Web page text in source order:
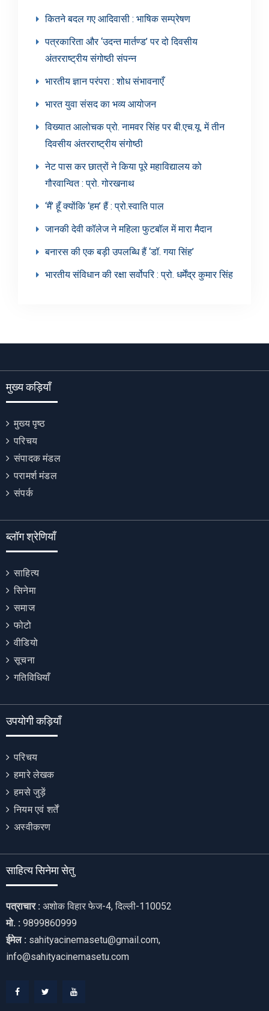
कितने बदल गए आदिवासी : भाषिक सम्प्रेषण
पत्रकारिता और ‘उदन्त मार्तण्ड’ पर दो दिवसीय
अंतरराष्ट्रीय संगोष्ठी संपन्न
भारतीय ज्ञान परंपरा : शोध संभावनाएँ
भारत युवा संसद का भव्य आयोजन
विख्यात आलोचक प्रो. नामवर सिंह पर बी.एच.यू. में तीन
दिवसीय अंतरराष्ट्रीय संगोष्ठी
नेट पास कर छात्रों ने किया पूरे महाविद्यालय को
गौरवान्वित : प्रो. गोरखनाथ
‘मैं’ हूँ क्योंकि ‘हम’ हैं : प्रो.स्वाति पाल
जानकी देवी कॉलेज ने महिला फुटबॉल में मारा मैदान
बनारस की एक बड़ी उपलब्धि हैं ‘डॉ. गया सिंह’
भारतीय संविधान की रक्षा सर्वोपरि : प्रो. धर्मेंद्र कुमार सिंह
मुख्य कड़ियाँ
मुख्य पृष्ठ
परिचय
संपादक मंडल
परामर्श मंडल
संपर्क
ब्लॉग श्रेणियाँ
साहित्य
सिनेमा
समाज
फोटो
वीडियो
सूचना
गतिविधियाँ
उपयोगी कड़ियाँ
परिचय
हमारे लेखक
हमसे जुड़ें
नियम एवं शर्तें
अस्वीकरण
साहित्य सिनेमा सेतु
पत्राचार : अशोक विहार फेज-4, दिल्ली-110052
मो. : 9899860999
ईमेल : sahityacinemasetu@gmail.com,
info@sahityacinemasetu.com